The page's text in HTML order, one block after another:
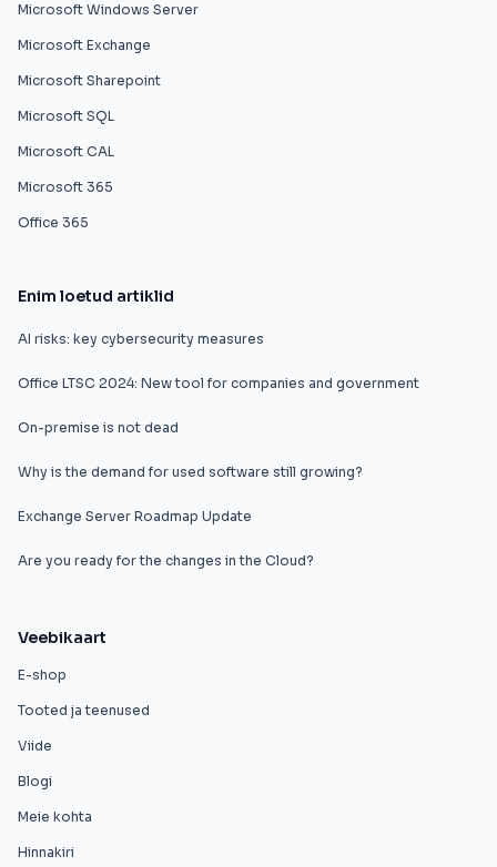
Microsoft Windows Server
Microsoft Exchange
Microsoft Sharepoint
Microsoft SQL
Microsoft CAL
Microsoft 365
Office 365
Enim loetud artiklid
AI risks: key cybersecurity measures
Office LTSC 2024: New tool for companies and government
On-premise is not dead
Why is the demand for used software still growing?
Exchange Server Roadmap Update
Are you ready for the changes in the Cloud?
Veebikaart
E-shop
Tooted ja teenused
Viide
Blogi
Meie kohta
Hinnakiri